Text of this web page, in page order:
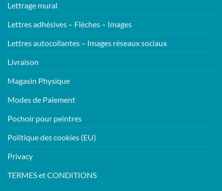
Lettrage mural
Lettres adhésives – Flèches – Images
Lettres autocollantes – Images réseaux sociaux
Livraison
Magasin Physique
Modes de Paiement
Pochoir pour peintres
Politique des cookies (EU)
Privacy
TERMES et CONDITIONS